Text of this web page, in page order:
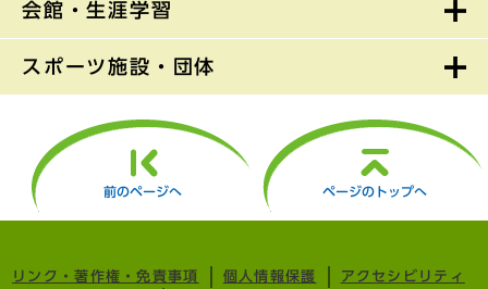
会館・生涯学習
スポーツ施設・団体
前のページへ ページのトップへ
リンク・著作権・免責事項 個人情報保護
アクセシビリティ